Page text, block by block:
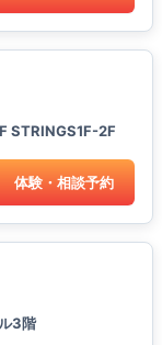
STRINGS1F-2F
体験・相談予約
3階